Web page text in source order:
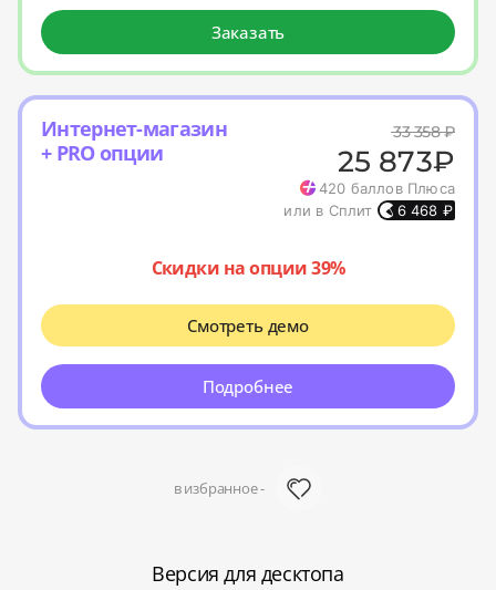
в избранное -
Заказать
Интернет-магазин
+ PRO опции
33 358₽
25 873₽
420 баллов Плюса
или в Сплит
6 468 ₽
Скидки на опции 39%
Смотреть демо
Подробнее
Версия для десктопа